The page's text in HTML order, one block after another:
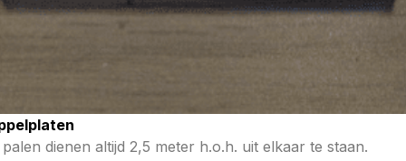
dienen altijd 2,5 meter h.o.h. uit elkaar te staan.